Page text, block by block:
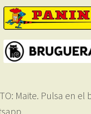
Maite. Pulsa en